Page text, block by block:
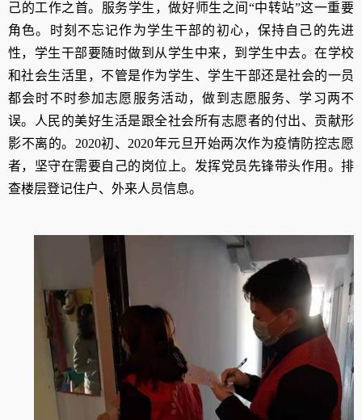
己的工作之首。服务学生，做好师生之间“中转站”这一重要
角色。时刻不忘记作为学生干部的初心，保持自己的先进
性，学生干部要随时做到从学生中来，到学生中去。在学校
和社会生活里，不管是作为学生、学生干部还是社会的一员
都会时不时参加志愿服务活动，做到志愿服务、学习两不
误。人民的美好生活是跟全社会所有志愿者的付出、贡献形
影不离的。2020初、2020年元旦开始两次作为疫情防控志愿
者，坚守在需要自己的岗位上。发挥党员先锋带头作用。排
查楼层登记住户、外来人员信息。